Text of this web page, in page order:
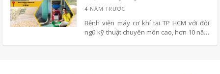
Bệnh viện máy cơ khí tại TP HCM với đội
ngũ kỹ thuật chuyên môn cao, hơn 10 năm